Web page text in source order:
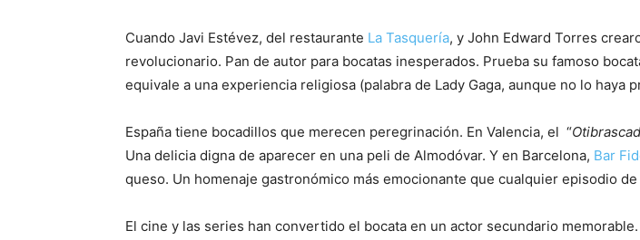
Cuando Javi Estévez, del restaurante La Tasquería, y John Edward Torres
revolucionario. Pan de autor para bocatas inesperados. Prueba su famoso
equivale a una experiencia religiosa (palabra de Lady Gaga, aunque no lo haya
España tiene bocadillos que merecen peregrinación. En Valencia, el “
Una delicia digna de aparecer en una peli de Almodóvar. Y en Barcelona, Bar
queso. Un homenaje gastronómico más emocionante que cualquier episodio de
El cine y las series han convertido el bocata en un actor secundario